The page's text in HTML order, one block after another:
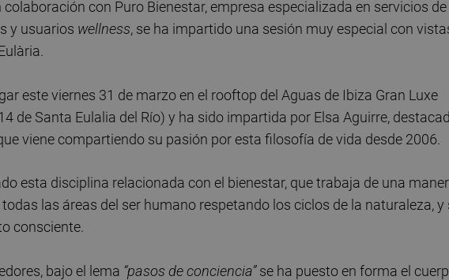
con Puro Bienestar, empresa especializada en servicios de
y usuarios wellness, se ha impartido una sesión muy especial con
este viernes 31 de marzo en el rooftop del Aguas de Ibiza Gran Luxe
de Santa Eulalia del Río) y ha sido impartida por Elsa Aguirre,
viene compartiendo su pasión por esta filosofía de vida desde 2006.
esta disciplina relacionada con el bienestar, que trabaja de una
las áreas del ser humano respetando los ciclos de la naturaleza, y
consciente.
bajo el lema “pasos de conciencia”se ha puesto en forma el